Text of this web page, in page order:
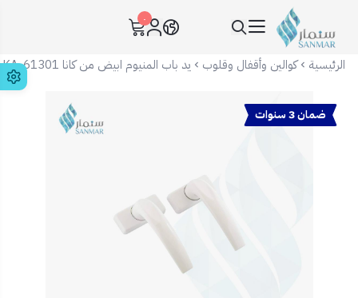
سنمار Sanmar
٠
الرئيسية كوالين وأقفال وقلوب يد باب المنيوم ابيض من كانا KA-61301
ضمان 3 سنوات